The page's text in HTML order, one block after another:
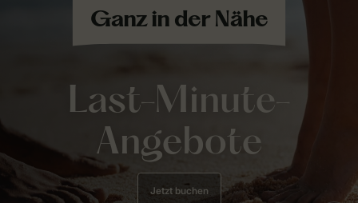
Last-Minute-
Angebote
Jetzt buchen